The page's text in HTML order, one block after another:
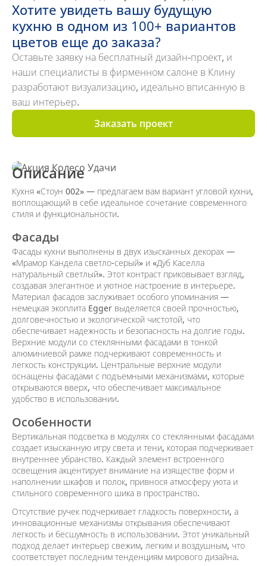
Хотите увидеть вашу будущую
кухню в одном из 100+ вариантов
цветов еще до заказа?
Оставьте заявку на бесплатный дизайн-проект, и
наши специалисты в фирменном салоне в Клину
разработают визуализацию, идеально вписанную в
ваш интерьер.
Заказать проект
Описание
Кухня «Стоун 002» — предлагаем вам вариант угловой кухни,
воплощающий в себе идеальное сочетание современного
стиля и функциональности.
Фасады
Фасады кухни выполнены в двух изысканных декорах —
«Мрамор Кандела светло-серый» и «Дуб Каселла
натуральный светлый». Этот контраст приковывает взгляд,
создавая элегантное и уютное настроение в интерьере.
Материал фасадов заслуживает особого упоминания —
немецкая экоплита Egger выделяется своей прочностью,
долговечностью и экологической чистотой, что
обеспечивает надежность и безопасность на долгие годы.
Верхние модули со стеклянными фасадами в тонкой
алюминиевой рамке подчеркивают современность и
легкость конструкции. Центральные верхние модули
оснащены фасадами с подъемными механизмами, которые
открываются вверх, что обеспечивает максимальное
удобство в использовании.
Особенности
Вертикальная подсветка в модулях со стеклянными фасадами
создает изысканную игру света и тени, которая подчеркивает
внутреннее убранство. Каждый элемент встроенного
освещения акцентирует внимание на изяществе форм и
наполнении шкафов и полок, привнося атмосферу уюта и
стильного современного шика в пространство.
Отсутствие ручек подчеркивает гладкость поверхности, а
инновационные механизмы открывания обеспечивают
легкость и бесшумность в использовании. Этот уникальный
подход делает интерьер свежим, легким и воздушным, что
соответствует последним тенденциям мирового дизайна.